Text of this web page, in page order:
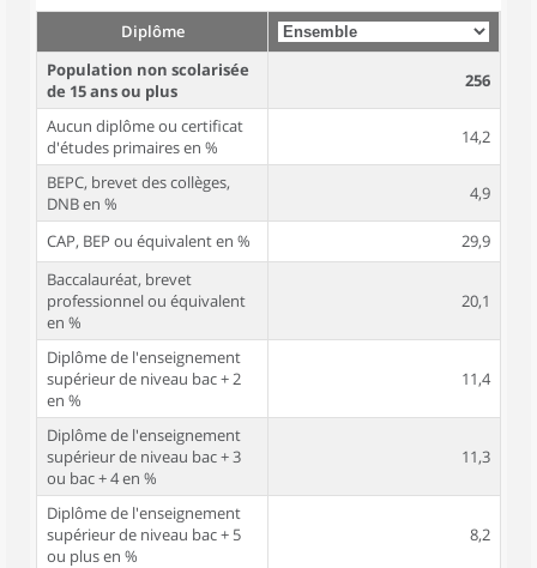
Diplôme
Population non scolarisée
de 15 ans ou plus
256
Aucun diplôme ou certificat
d'études primaires en %
14,2
BEPC, brevet des collèges,
DNB en %
4,9
CAP, BEP ou équivalent en %
29,9
Baccalauréat, brevet
professionnel ou équivalent
en %
20,1
Diplôme de l'enseignement
supérieur de niveau bac + 2
en %
11,4
Diplôme de l'enseignement
supérieur de niveau bac + 3
ou bac + 4 en %
11,3
Diplôme de l'enseignement
supérieur de niveau bac + 5
ou plus en %
8,2